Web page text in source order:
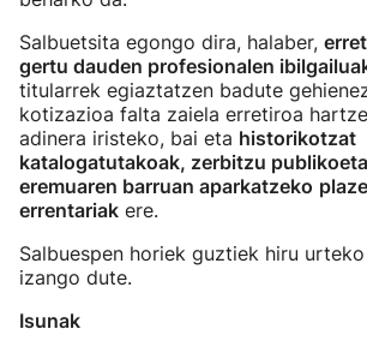
Salbuetsita egongo dira, halaber,
gertu dauden profesionalen
titularrek egiaztatzen badute
kotizazioa falta zaiela erretiroa
adinera iristeko, bai eta historikotzat
katalogatutakoak, zerbitzu
eremuaren barruan aparkatzeko
errentariak ere.
Salbuespen horiek guztiek hiru
izango dute.
Isunak